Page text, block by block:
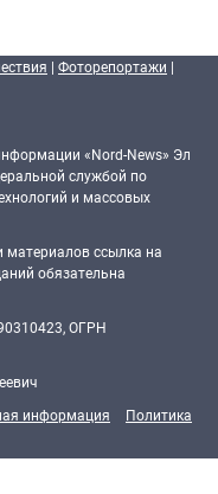
| Фоторепортажи |
«Nord-News» Эл
службой по
и массовых
ссылка на
обязательна
ОГРН
информация
Политика